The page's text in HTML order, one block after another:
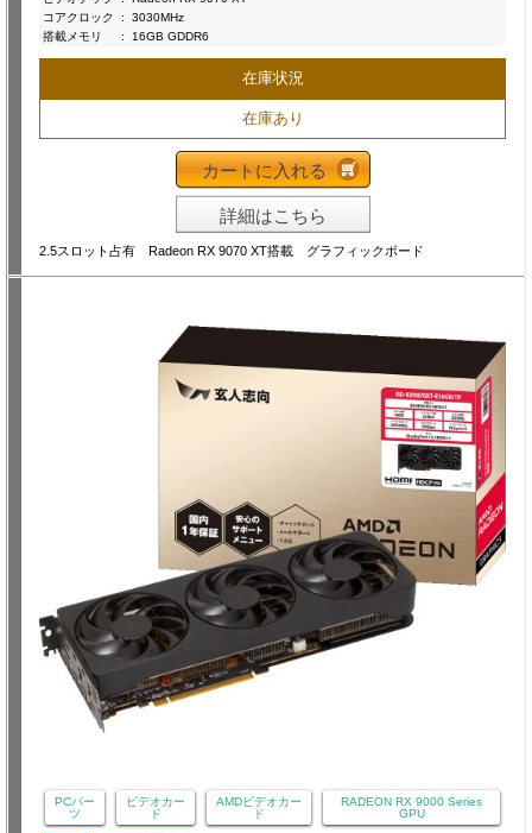
コアクロック
:
3030MHz
搭載メモリ
: 16GB GDDR6
在庫状況
在庫あり
カートに入れる
詳細はこちら
2.5スロット占有 Radeon RX 9070 XT搭載 グラフィックボード
PCパー
ツ
ビデオカー
ド
AMDビデオカー
ド
RADEON RX 9000 Series
GPU